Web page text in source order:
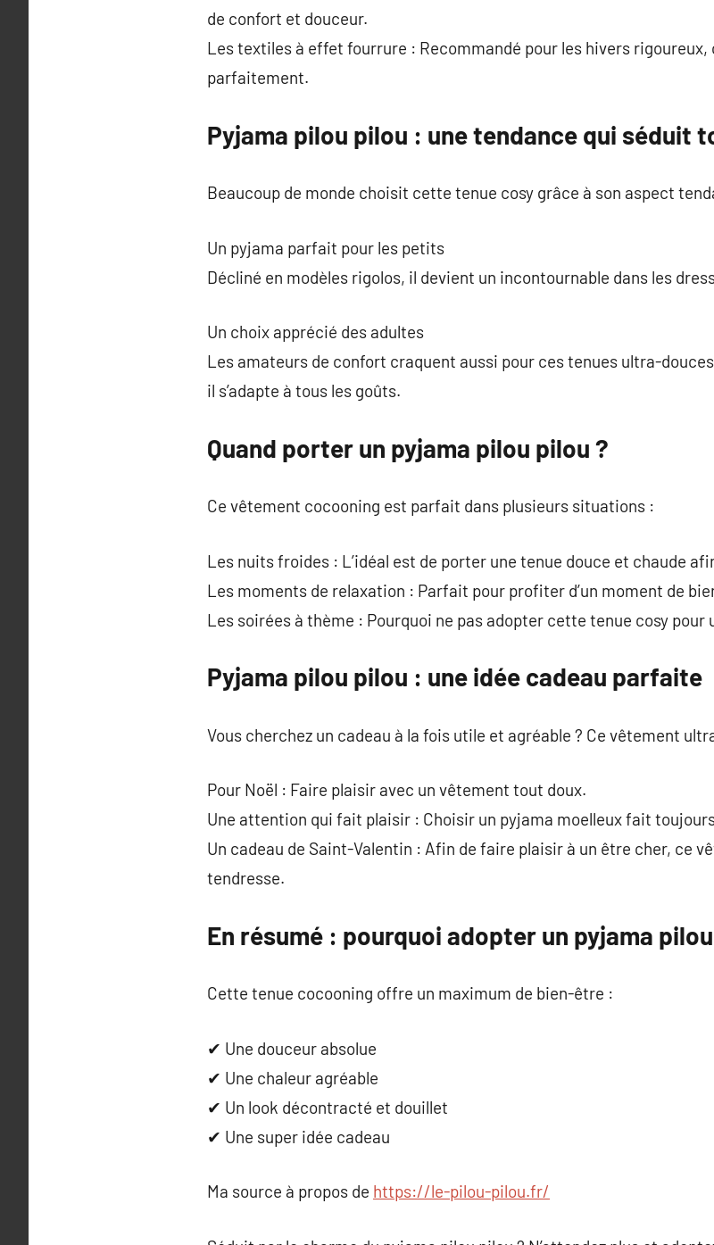
de confort et douceur.
Les textiles à effet fourrure : Recommandé pour les hivers rigoureux,
parfaitement.
Pyjama pilou pilou : une tendance qui séduit
Beaucoup de monde choisit cette tenue cosy grâce à son aspect
Un pyjama parfait pour les petits
Décliné en modèles rigolos, il devient un incontournable dans les
Un choix apprécié des adultes
Les amateurs de confort craquent aussi pour ces tenues ultra-
il s’adapte à tous les goûts.
Quand porter un pyjama pilou pilou ?
Ce vêtement cocooning est parfait dans plusieurs situations :
Les nuits froides : L’idéal est de porter une tenue douce et chaude
Les moments de relaxation : Parfait pour profiter d’un moment de
Les soirées à thème : Pourquoi ne pas adopter cette tenue cosy
Pyjama pilou pilou : une idée cadeau parfaite
Vous cherchez un cadeau à la fois utile et agréable ? Ce vêtement
Pour Noël : Faire plaisir avec un vêtement tout doux.
Une attention qui fait plaisir : Choisir un pyjama moelleux fait
Un cadeau de Saint-Valentin : Afin de faire plaisir à un être cher, ce
tendresse.
En résumé : pourquoi adopter un pyjama
Cette tenue cocooning offre un maximum de bien-être :
✔ Une douceur absolue
✔ Une chaleur agréable
✔ Un look décontracté et douillet
✔ Une super idée cadeau
Ma source à propos de https://le-pilou-pilou.fr/